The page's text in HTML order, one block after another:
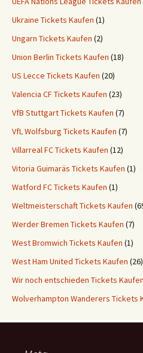
Ukraine Tickets Kaufen (1)
Ungarn Tickets Kaufen (2)
Union Berlin Tickets Kaufen (18)
US Lecce Tickets Kaufen (20)
Valencia CF Tickets Kaufen (23)
VfB Stuttgart Tickets Kaufen (7)
VfL Wolfsburg Tickets Kaufen (7)
Villarreal FC Tickets Kaufen (12)
Vitoria Guimaräs Tickets Kaufen (1)
Watford FC Tickets Kaufen (1)
Weltmeisterschaft Tickets Kaufen
Werder Bremen Tickets Kaufen (7)
West Bromwich Tickets Kaufen (1)
West Ham United Tickets Kaufen (26)
Wir noch entschieden Tickets Kaufen
Wolverhampton Wanderers Tickets